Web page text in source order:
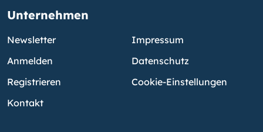
Unternehmen
Newsletter
Anmelden
Registrieren
Kontakt
Impressum
Datenschutz
Cookie-Einstellungen